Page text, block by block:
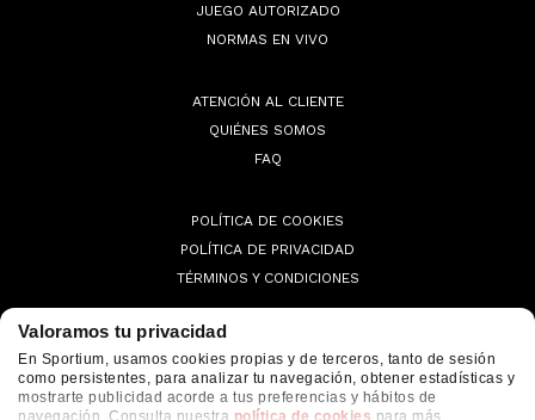
Valoramos tu privacidad
En Sportium, usamos cookies propias y de terceros, tanto de sesión
como persistentes, para analizar tu navegación, obtener estadísticas y
mostrarte publicidad acorde a tus preferencias y hábitos de
navegación. Consulta nuestra política de cookies para más
JUEGO AUTORIZADO
NORMAS EN VIVO
ATENCIÓN AL CLIENTE
QUIÉNES SOMOS
FAQ
POLÍTICA DE COOKIES
POLÍTICA DE PRIVACIDAD
TÉRMINOS Y CONDICIONES
© 2026 Sportium. All Rights Reserved.